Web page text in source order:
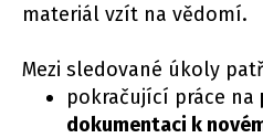
materiál vzít na vědomí.
Mezi sledované úkoly
pokračující práce na
dokumentaci k